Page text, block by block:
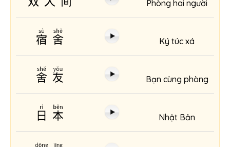
Phòng hai người
宿舍 Ký túc xá
舍友 Bạn cùng phòng
日本 Nhật Bản